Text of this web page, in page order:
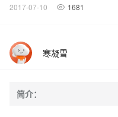
2017-07-10 1681
寒凝雪
简介：